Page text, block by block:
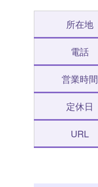
所在地
電話
営業時間
定休日
URL